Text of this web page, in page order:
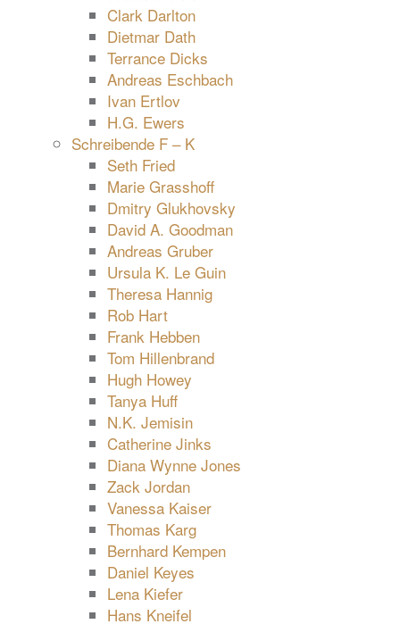
Clark Darlton
Dietmar Dath
Terrance Dicks
Andreas Eschbach
Ivan Ertlov
H.G. Ewers
Schreibende F – K
Seth Fried
Marie Grasshoff
Dmitry Glukhovsky
David A. Goodman
Andreas Gruber
Ursula K. Le Guin
Theresa Hannig
Rob Hart
Frank Hebben
Tom Hillenbrand
Hugh Howey
Tanya Huff
N.K. Jemisin
Catherine Jinks
Diana Wynne Jones
Zack Jordan
Vanessa Kaiser
Thomas Karg
Bernhard Kempen
Daniel Keyes
Lena Kiefer
Hans Kneifel